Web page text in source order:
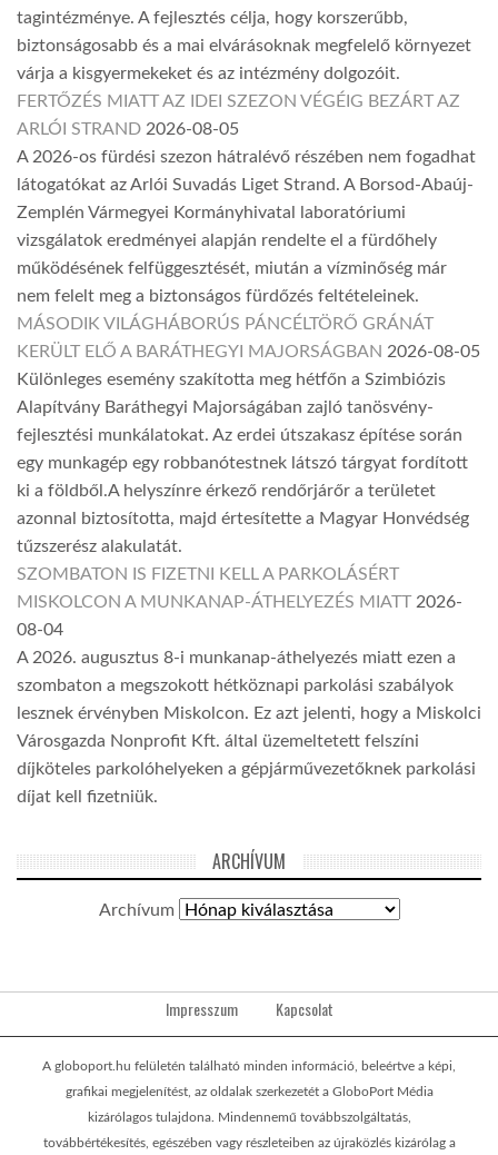
tagintézménye. A fejlesztés célja, hogy korszerűbb,
biztonságosabb és a mai elvárásoknak megfelelő környezet
várja a kisgyermekeket és az intézmény dolgozóit.
FERTŐZÉS MIATT AZ IDEI SZEZON VÉGÉIG BEZÁRT AZ
ARLÓI STRAND 2026-08-05
A 2026-os fürdési szezon hátralévő részében nem fogadhat
látogatókat az Arlói Suvadás Liget Strand. A Borsod-Abaúj-
Zemplén Vármegyei Kormányhivatal laboratóriumi
vizsgálatok eredményei alapján rendelte el a fürdőhely
működésének felfüggesztését, miután a vízminőség már
nem felelt meg a biztonságos fürdőzés feltételeinek.
MÁSODIK VILÁGHÁBORÚS PÁNCÉLTÖRŐ GRÁNÁT
KERÜLT ELŐ A BARÁTHEGYI MAJORSÁGBAN 2026-08-05
Különleges esemény szakította meg hétfőn a Szimbiózis
Alapítvány Baráthegyi Majorságában zajló tanösvény-
fejlesztési munkálatokat. Az erdei útszakasz építése során
egy munkagép egy robbanótestnek látszó tárgyat fordított
ki a földből.A helyszínre érkező rendőrjárőr a területet
azonnal biztosította, majd értesítette a Magyar Honvédség
tűzszerész alakulatát.
SZOMBATON IS FIZETNI KELL A PARKOLÁSÉRT
MISKOLCON A MUNKANAP-ÁTHELYEZÉS MIATT 2026-
08-04
A 2026. augusztus 8-i munkanap-áthelyezés miatt ezen a
szombaton a megszokott hétköznapi parkolási szabályok
lesznek érvényben Miskolcon. Ez azt jelenti, hogy a Miskolci
Városgazda Nonprofit Kft. által üzemeltetett felszíni
díjköteles parkolóhelyeken a gépjárművezetőknek parkolási
díjat kell fizetniük.
ARCHÍVUM
Archívum
Impresszum Kapcsolat
A globoport.hu felületén található minden információ, beleértve a képi,
grafikai megjelenítést, az oldalak szerkezetét a GloboPort Média
kizárólagos tulajdona. Mindennemű továbbszolgáltatás,
továbbértékesítés, egészében vagy részleteiben az újraközlés kizárólag a